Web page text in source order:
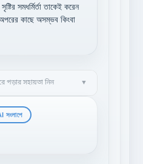
সমধর্মির্তা তাকেই করেন
কাছে অসম্ভব কিংবা
পড়ার সহায়তা নিন ▼
সংলাপে